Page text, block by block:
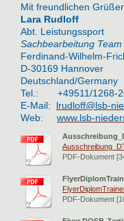
Mit freundlichen
Lara Rudloff
Abt. Leistungssport
Sachbearbeitung
Ferdinand-Wilhelm-
D-30169 Hannover
Deutschland/Germany
Tel.: +49511/1268-
E-Mail:
lrudloff@lsb-
Web: www.lsb-
PDF-Dokument
PDF-Dokument